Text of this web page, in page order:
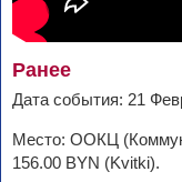
Ранее
Дата события: 21
Место: ООКЦ
156.00 BYN (Kvitki).